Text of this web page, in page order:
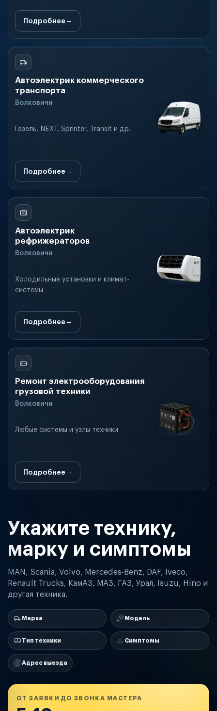
Подробнее
Автоэлектрик коммерческого
транспорта
Волковичи
Газель, NEXT, Sprinter, Transit и др.
Подробнее
Автоэлектрик
рефрижераторов
Волковичи
Холодильные установки и климат-
системы
Подробнее
Ремонт электрооборудования
грузовой техники
Волковичи
Любые системы и узлы техники
Подробнее
Укажите технику,
марку и симптомы
MAN, Scania, Volvo, Mercedes-Benz, DAF, Iveco,
Renault Trucks, КамАЗ, МАЗ, ГАЗ, Урал, Isuzu, Hino и
другая техника.
Марка Модель
Тип техники Симптомы
Адрес выезда
ОТ ЗАЯВКИ ДО ЗВОНКА МАСТЕРА